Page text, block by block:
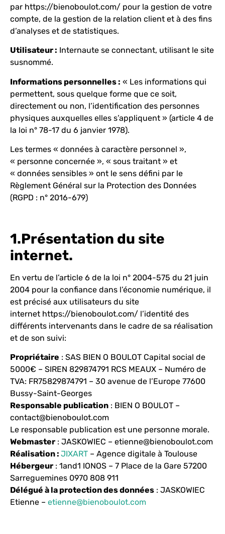
par https://bienoboulot.com/ pour la gestion de votre
compte, de la gestion de la relation client et à des fins
d’analyses et de statistiques.
Utilisateur : Internaute se connectant, utilisant le site
susnommé.
Informations personnelles : « Les informations qui
permettent, sous quelque forme que ce soit,
directement ou non, l’identification des personnes
physiques auxquelles elles s’appliquent » (article 4 de
la loi n° 78-17 du 6 janvier 1978).
Les termes « données à caractère personnel »,
« personne concernée », « sous traitant » et
« données sensibles » ont le sens défini par le
Règlement Général sur la Protection des Données
(RGPD : n° 2016-679)
1.Présentation du site
internet.
En vertu de l’article 6 de la loi n° 2004-575 du 21 juin
2004 pour la confiance dans l’économie numérique, il
est précisé aux utilisateurs du site
internet https://bienoboulot.com/ l’identité des
différents intervenants dans le cadre de sa réalisation
et de son suivi:
Propriétaire : SAS BIEN O BOULOT Capital social de
5000€ – SIREN 829874791 RCS MEAUX – Numéro de
TVA: FR75829874791 – 30 avenue de l’Europe 77600
Bussy-Saint-Georges
Responsable publication : BIEN O BOULOT –
contact@bienoboulot.com
Le responsable publication est une personne morale.
Webmaster : JASKOWIEC – etienne@bienoboulot.com
Réalisation : JIXART – Agence digitale à Toulouse
Hébergeur : 1and1 IONOS – 7 Place de la Gare 57200
Sarreguemines 0970 808 911
Délégué à la protection des données : JASKOWIEC
Etienne – etienne@bienoboulot.com